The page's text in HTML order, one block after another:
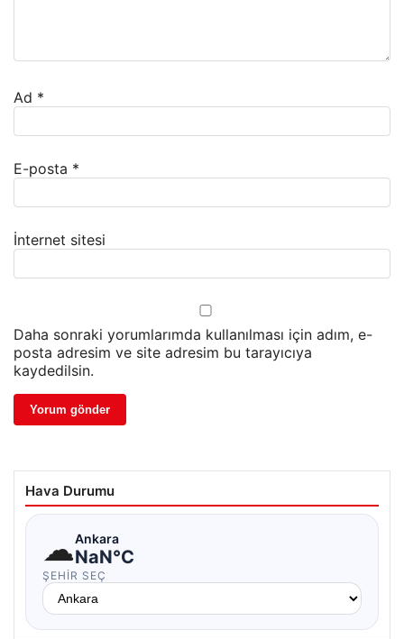
Ad *
E-posta *
İnternet sitesi
Daha sonraki yorumlarımda kullanılması için adım, e-
posta adresim ve site adresim bu tarayıcıya
kaydedilsin.
Hava Durumu
☁Ankara
NaN°C
ŞEHIR SEÇ